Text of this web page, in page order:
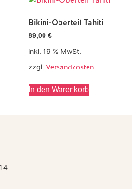
Bikini-Oberteil Tahiti
89,00 €
inkl. 19 % MwSt.
zzgl. Versandkosten
In den Warenkorb